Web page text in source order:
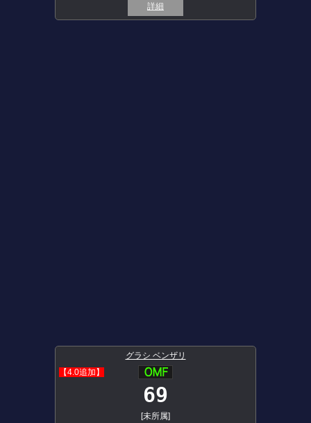
詳細
グラシ ベンザリ
【4.0追加】
69
[未所属]